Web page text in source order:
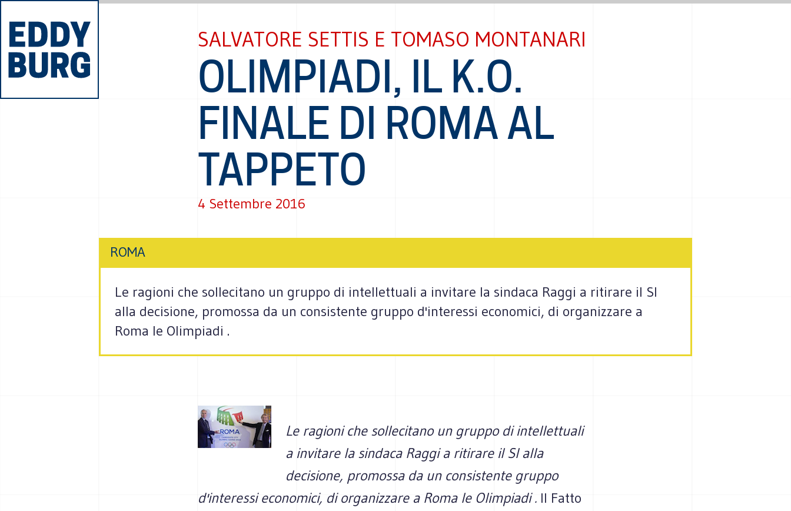
SALVATORE SETTIS E TOMASO MONTANARI
OLIMPIADI, IL K.O.
FINALE DI ROMA AL
TAPPETO
4 Settembre 2016
ROMA
Le ragioni che sollecitano un gruppo di intellettuali a invitare la sindaca Raggi a ritirare il SI
alla decisione, promossa da un consistente gruppo d'interessi economici, di organizzare a
Roma le Olimpiadi .
Le ragioni che sollecitano un gruppo di intellettuali
a invitare la sindaca Raggi a ritirare il SI alla
decisione, promossa da un consistente gruppo
d'interessi economici, di organizzare a Roma le Olimpiadi . Il Fatto